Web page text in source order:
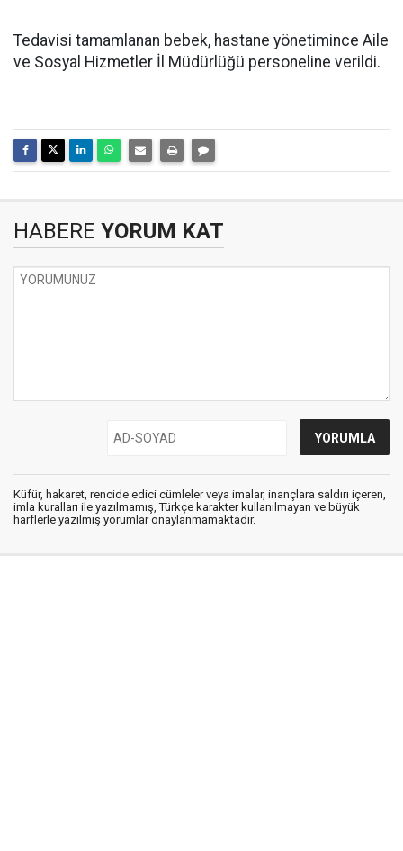
Tedavisi tamamlanan bebek, hastane yönetimince Aile
ve Sosyal Hizmetler İl Müdürlüğü personeline verildi.
HABERE YORUM KAT
Küfür, hakaret, rencide edici cümleler veya imalar, inançlara saldırı içeren,
imla kuralları ile yazılmamış, Türkçe karakter kullanılmayan ve büyük
harflerle yazılmış yorumlar onaylanmamaktadır.